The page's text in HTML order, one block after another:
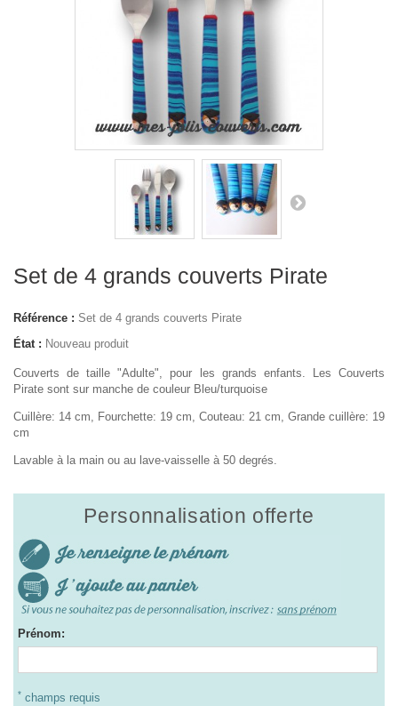
Set de 4 grands couverts Pirate
Référence : Set de 4 grands couverts Pirate
État : Nouveau produit
Couverts de taille "Adulte", pour les grands enfants. Les Couverts
Pirate sont sur manche de couleur Bleu/turquoise
Cuillère: 14 cm, Fourchette: 19 cm, Couteau: 21 cm, Grande cuillère: 19
cm
Lavable à la main ou au lave-vaisselle à 50 degrés.
Personnalisation offerte
Prénom:
* champs requis